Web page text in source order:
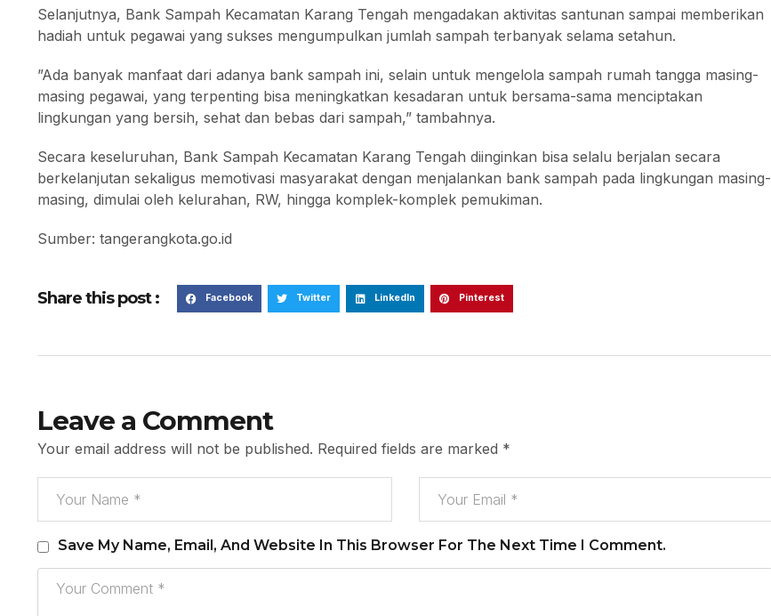
Selanjutnya, Bank Sampah Kecamatan Karang Tengah mengadakan aktivitas santunan sampai memberikan
hadiah untuk pegawai yang sukses mengumpulkan jumlah sampah terbanyak selama setahun.
”Ada banyak manfaat dari adanya bank sampah ini, selain untuk mengelola sampah rumah tangga masing-
masing pegawai, yang terpenting bisa meningkatkan kesadaran untuk bersama-sama menciptakan
lingkungan yang bersih, sehat dan bebas dari sampah,” tambahnya.
Secara keseluruhan, Bank Sampah Kecamatan Karang Tengah diinginkan bisa selalu berjalan secara
berkelanjutan sekaligus memotivasi masyarakat dengan menjalankan bank sampah pada lingkungan masing-
masing, dimulai oleh kelurahan, RW, hingga komplek-komplek pemukiman.
Sumber: tangerangkota.go.id
Share this post : Facebook Twitter LinkedIn Pinterest
Leave a Comment
Your email address will not be published. Required fields are marked *
Save My Name, Email, And Website In This Browser For The Next Time I Comment.